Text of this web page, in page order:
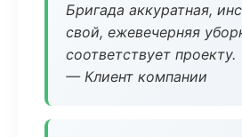
Бригада аккуратная,
свой, ежевечерняя
соответствует проекту.
— Клиент компании